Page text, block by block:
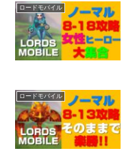
ロードモバイル
ロードモバイル